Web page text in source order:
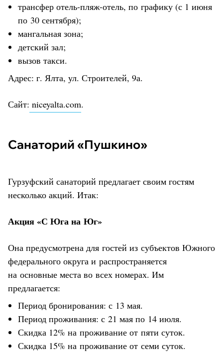
трансфер отель-пляж-отель, по графику (с 1 июня
по 30 сентября);
мангальная зона;
детский зал;
вызов такси.
Адрес: г. Ялта, ул. Строителей, 9а.
Сайт: niceyalta.com.
Санаторий «Пушкино»
Гурзуфский санаторий предлагает своим гостям
несколько акций. Итак:
Акция «С Юга на Юг»
Она предусмотрена для гостей из субъектов Южного
федерального округа и распространяется
на основные места во всех номерах. Им
предлагается:
Период бронирования: с 13 мая.
Период проживания: с 21 мая по 14 июля.
Скидка 12% на проживание от пяти суток.
Скидка 15% на проживание от семи суток.